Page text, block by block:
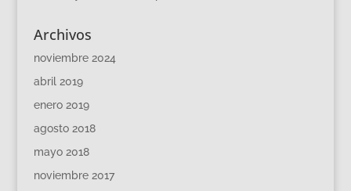
Archivos
noviembre 2024
abril 2019
enero 2019
agosto 2018
mayo 2018
noviembre 2017